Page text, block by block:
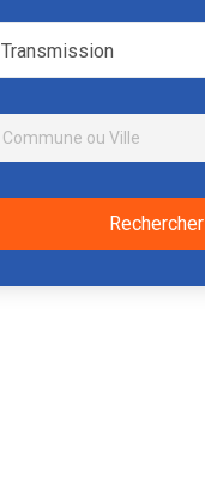
TransmissionTransmission
Rechercher